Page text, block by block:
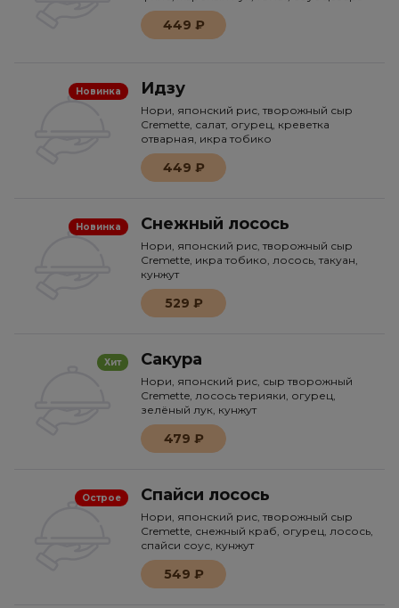
449 ₽
Новинка Идзу
Нори, японский рис, творожный сыр
Cremette, салат, огурец, креветка
отварная, икра тобико
449 ₽
Новинка Снежный лосось
Нори, японский рис, творожный сыр
Cremette, икра тобико, лосось, такуан,
кунжут
529 ₽
Хит Сакура
Нори, японский рис, сыр творожный
Сremette, лосось терияки, огурец,
зелёный лук, кунжут
479 ₽
Острое Спайси лосось
Нори, японский рис, творожный сыр
Сremette, снежный краб, огурец, лосось,
спайси соус, кунжут
549 ₽